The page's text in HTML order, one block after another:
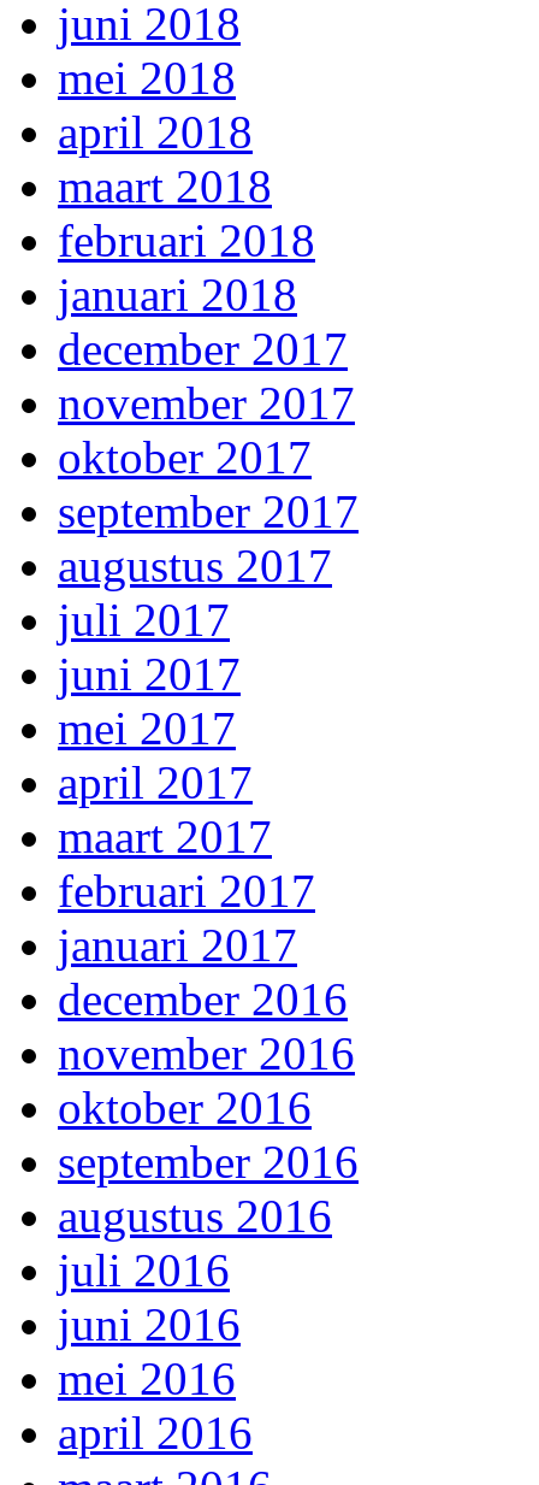
juni 2018
mei 2018
april 2018
maart 2018
februari 2018
januari 2018
december 2017
november 2017
oktober 2017
september 2017
augustus 2017
juli 2017
juni 2017
mei 2017
april 2017
maart 2017
februari 2017
januari 2017
december 2016
november 2016
oktober 2016
september 2016
augustus 2016
juli 2016
juni 2016
mei 2016
april 2016